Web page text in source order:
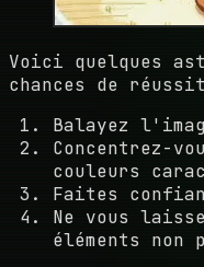
Voici quelques
chances de
Balayez
Concentrez-
couleurs
Faites
Ne vous
éléments non